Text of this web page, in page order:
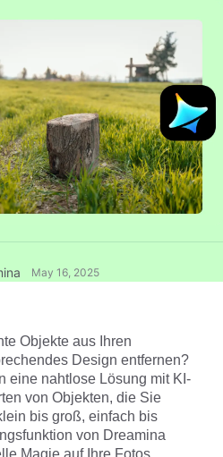
May 16, 2025
Objekte aus Ihren
Design entfernen?
eine nahtlose Lösung mit KI-
von Objekten, die Sie
bis groß, einfach bis
von Dreamina
Magie auf Ihre Fotos.